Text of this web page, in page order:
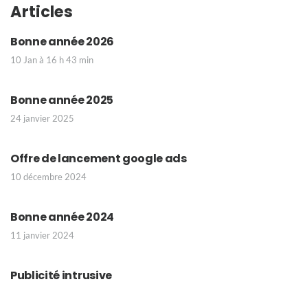
Articles
Bonne année 2026
10 Jan à 16 h 43 min
Bonne année 2025
24 janvier 2025
Offre de lancement google ads
10 décembre 2024
Bonne année 2024
11 janvier 2024
Publicité intrusive